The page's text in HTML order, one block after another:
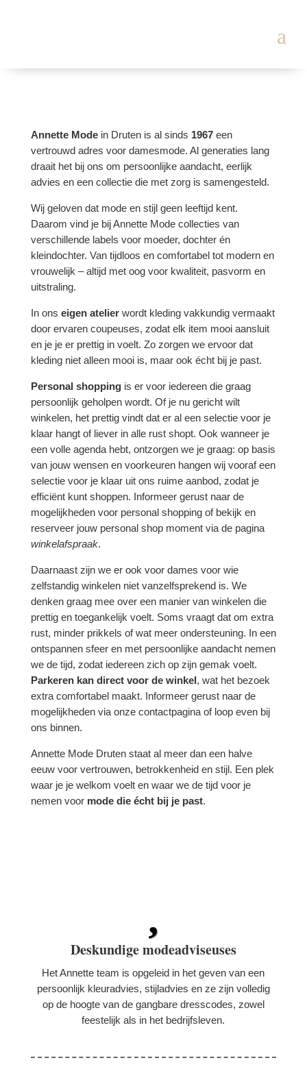
Annette Modein Druten is al sinds 1967een
vertrouwd adres voor damesmode. Al generaties lang
draait het bij ons om persoonlijke aandacht, eerlijk
advies en een collectie die met zorg is samengesteld.
Wij geloven dat mode en stijl geen leeftijd kent.
Daarom vind je bij Annette Mode collecties van
verschillende labels voor moeder, dochter én
kleindochter. Van tijdloos en comfortabel tot modern en
vrouwelijk – altijd met oog voor kwaliteit, pasvorm en
uitstraling.
In ons eigen atelierwordt kleding vakkundig vermaakt
door ervaren coupeuses, zodat elk item mooi aansluit
en je je er prettig in voelt. Zo zorgen we ervoor dat
kleding niet alleen mooi is, maar ook écht bij je past.
Personal shoppingis er voor iedereen die graag
persoonlijk geholpen wordt. Of je nu gericht wilt
winkelen, het prettig vindt dat er al een selectie voor je
klaar hangt of liever in alle rust shopt. Ook wanneer je
een volle agenda hebt, ontzorgen we je graag: op basis
van jouw wensen en voorkeuren hangen wij vooraf een
selectie voor je klaar uit ons ruime aanbod, zodat je
efficiënt kunt shoppen. Informeer gerust naar de
mogelijkheden voor personal shopping of bekijk en
reserveer jouw personal shop moment via de pagina
winkelafspraak.
Daarnaast zijn we er ook voor dames voor wie
zelfstandig winkelen niet vanzelfsprekend is. We
denken graag mee over een manier van winkelen die
prettig en toegankelijk voelt. Soms vraagt dat om extra
rust, minder prikkels of wat meer ondersteuning. In een
ontspannen sfeer en met persoonlijke aandacht nemen
we de tijd, zodat iedereen zich op zijn gemak voelt.
Parkeren kan direct voor de winkel, wat het bezoek
extra comfortabel maakt. Informeer gerust naar de
mogelijkheden via onze contactpagina of loop even bij
ons binnen.
Annette Mode Druten staat al meer dan een halve
eeuw voor vertrouwen, betrokkenheid en stijl. Een plek
waar je je welkom voelt en waar we de tijd voor je
nemen voor mode die écht bij je past.
Deskundige modeadviseuses
Het Annette team is opgeleid in het geven van een
persoonlijk kleuradvies, stijladvies en ze zijn volledig
op de hoogte van de gangbare dresscodes, zowel
feestelijk als in het bedrijfsleven.